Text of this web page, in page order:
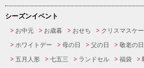
シーズンイベント
お中元 お歳暮 おせち クリスマスケ
ホワイトデー
母の日 父の日 敬老の日
五月人形
七五三 ランドセル 福袋